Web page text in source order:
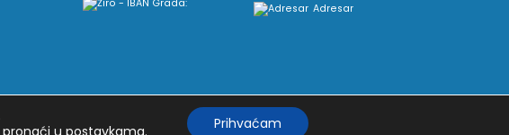
Adresar
u postavkama. Prihvaćam